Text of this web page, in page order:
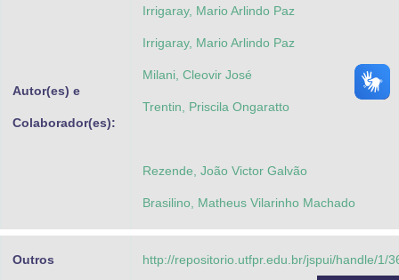
Autor(es) e
Colaborador(es):
Irrigaray, Mario Arlindo Paz
Irrigaray, Mario Arlindo Paz
Milani, Cleovir José
Trentin, Priscila Ongaratto
Rezende, João Victor Galvão
Brasilino, Matheus Vilarinho Machado
Outros http://repositorio.utfpr.edu.br/jspui/handle/1/